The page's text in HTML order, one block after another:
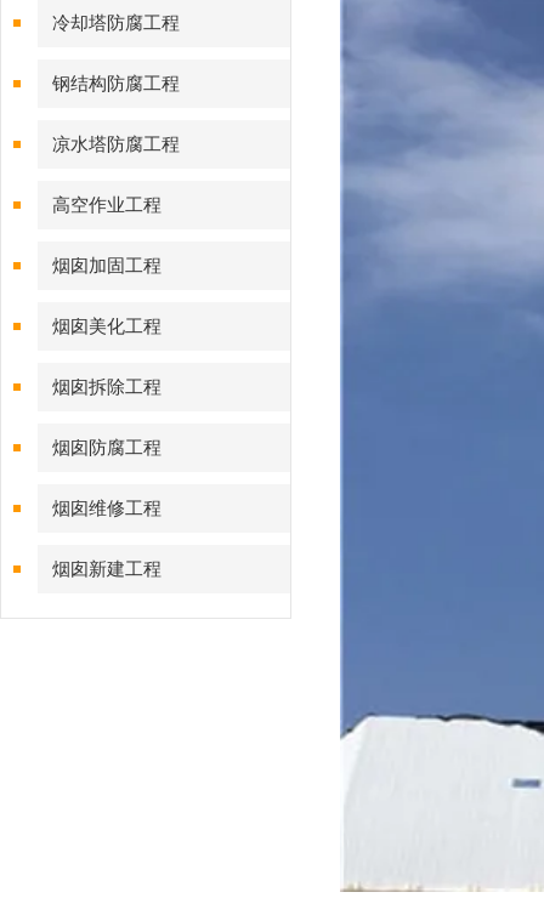
冷却塔防腐工程
钢结构防腐工程
凉水塔防腐工程
高空作业工程
烟囱加固工程
烟囱美化工程
烟囱拆除工程
烟囱防腐工程
烟囱维修工程
烟囱新建工程